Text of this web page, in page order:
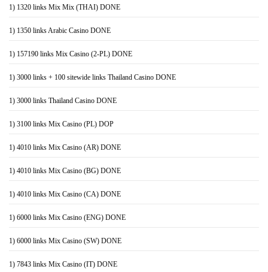
1) 1320 links Mix Mix (THAI) DONE
1) 1350 links Arabic Casino DONE
1) 157190 links Mix Casino (2-PL) DONE
1) 3000 links + 100 sitewide links Thailand Casino DONE
1) 3000 links Thailand Casino DONE
1) 3100 links Mix Casino (PL) DOP
1) 4010 links Mix Casino (AR) DONE
1) 4010 links Mix Casino (BG) DONE
1) 4010 links Mix Casino (CA) DONE
1) 6000 links Mix Casino (ENG) DONE
1) 6000 links Mix Casino (SW) DONE
1) 7843 links Mix Casino (IT) DONE